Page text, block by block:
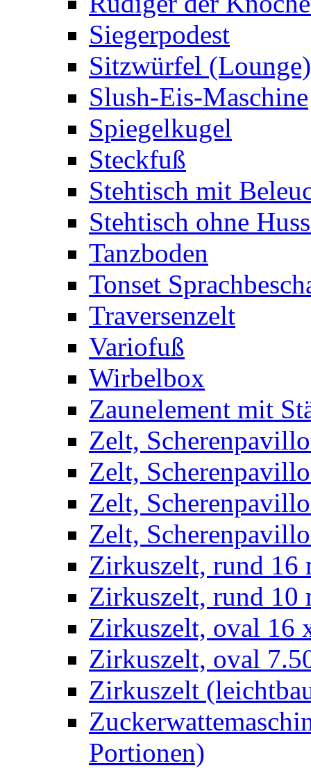
Siegerpodest
Sitzwürfel (Lounge)
Slush-Eis-Maschine
Spiegelkugel
Steckfuß
Stehtisch mit
Stehtisch ohne
Tanzboden
Tonset
Traversenzelt
Variofuß
Wirbelbox
Zaunelement mit
Zelt,
Zelt,
Zelt,
Zelt,
Zirkuszelt, rund 16
Zirkuszelt, rund 10
Zirkuszelt, oval 16
Zirkuszelt, oval
Zirkuszelt
Portionen)